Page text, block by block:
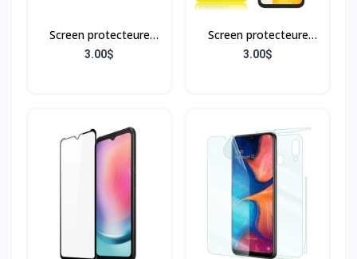
Screen protecteure
Samsung A10s
3.00$
Screen protecteure
Samsung A15 5G
3.00$